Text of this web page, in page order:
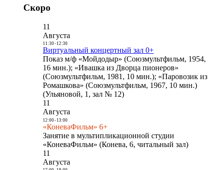
Скоро
11
Августа
11:30- 12:30
Виртуальный концертный зал 0+
Показ м/ф «Мойдодыр» (Союзмультфильм, 1954,
16 мин.); «Ивашка из Дворца пионеров»
(Союзмультфильм, 1981, 10 мин.); «Паровозик из
Ромашкова» (Союзмультфильм, 1967, 10 мин.)
(Ульяновой, 1, зал № 12)
11
Августа
12:00- 13:00
«КоневаФильм» 6+
Занятие в мультипликационной студии
«КоневаФильм» (Конева, 6, читальный зал)
11
Августа